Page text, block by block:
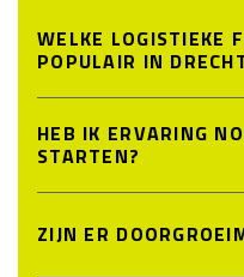
WELKE LOGISTIEKE
POPULAIR IN
HEB IK ERVARING
STARTEN?
ZIJN ER